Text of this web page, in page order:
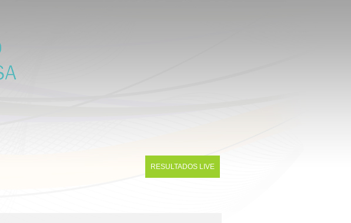
RESULTADOS LIVE